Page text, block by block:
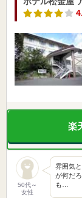
楽
50代～
女性
雰囲気
が何だ
も…